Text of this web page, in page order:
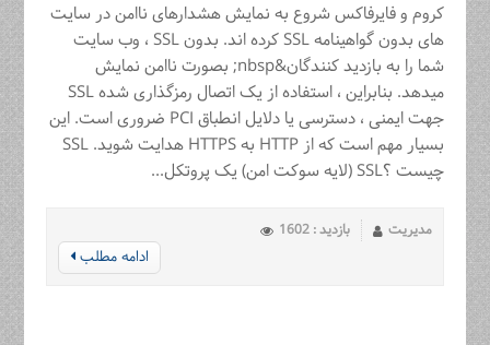
کروم و فایرفاکس شروع به نمایش هشدارهای ناامن در سایت
های بدون گواهینامه SSL کرده اند. بدون SSL ، وب سایت
شما را به بازدید کنندگان&nbsp; بصورت ناامن نمایش
میدهد. بنابراین ، استفاده از یک اتصال رمزگذاری شده SSL
جهت ایمنی ، دسترسی یا دلایل انطباق PCI ضروری است. این
بسیار مهم است که از HTTP به HTTPS هدایت شوید. SSL
چیست ؟SSL (لایه سوکت امن) یک پروتکل...
مدیریت بازدید : 1602
ادامه مطلب